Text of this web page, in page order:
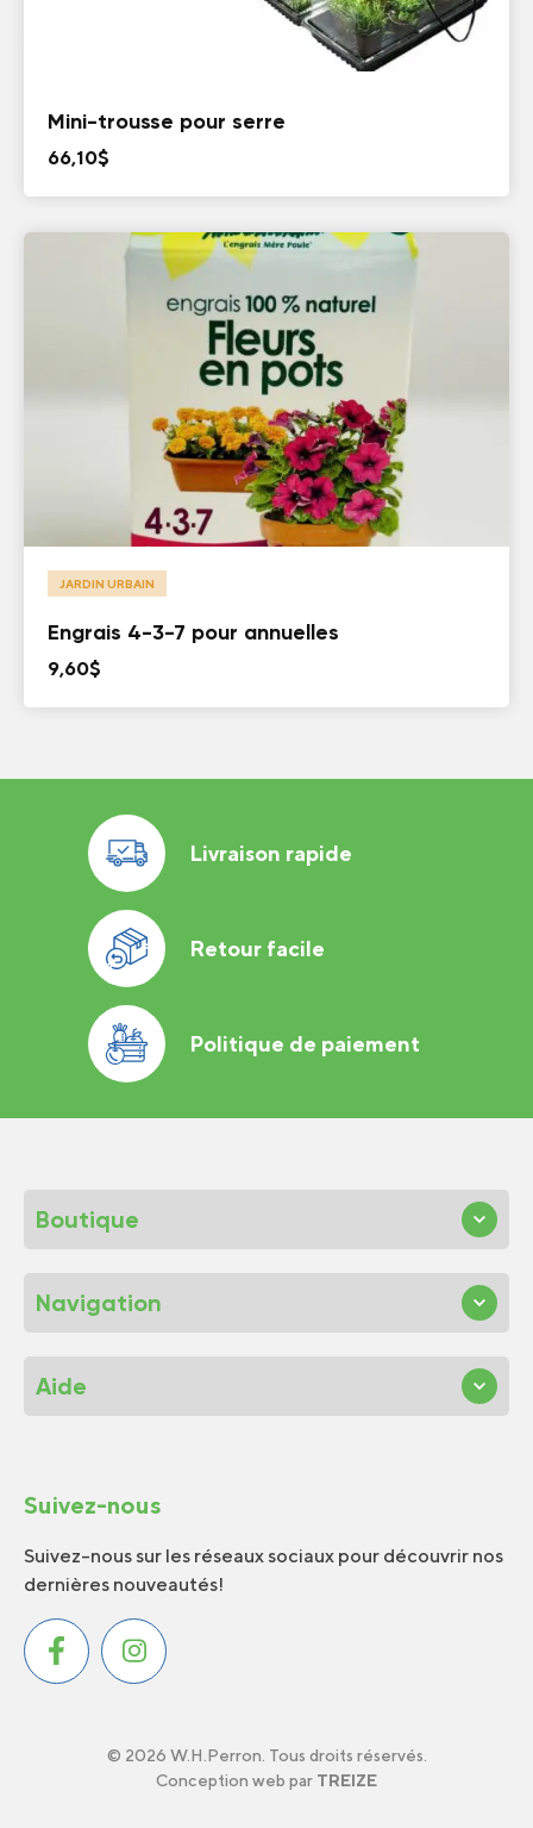
Mini-trousse pour serre
66,10$
JARDIN URBAIN
Engrais 4-3-7 pour annuelles
9,60$
Livraison rapide
Retour facile
Politique de paiement
Boutique
Navigation
Aide
Suivez-nous
Suivez-nous sur les réseaux sociaux pour découvrir nos
dernières nouveautés!
© 2026 W.H.Perron. Tous droits réservés.
Conception web par TREIZE